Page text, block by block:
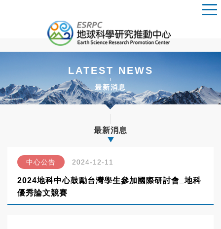
LATEST NEWS
最新消息
最新消息
中心公告 2024-12-11
2024地科中心鼓勵台灣學生參加國際研討會_地科
優秀論文競賽